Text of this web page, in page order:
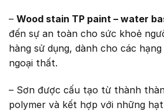
– Wood stain TP paint – water
đến sự an toàn cho sức khoẻ
hàng sử dụng, dành cho các
ngoại thất.
– Sơn được cấu tạo từ thành
polymer và kết hợp với những